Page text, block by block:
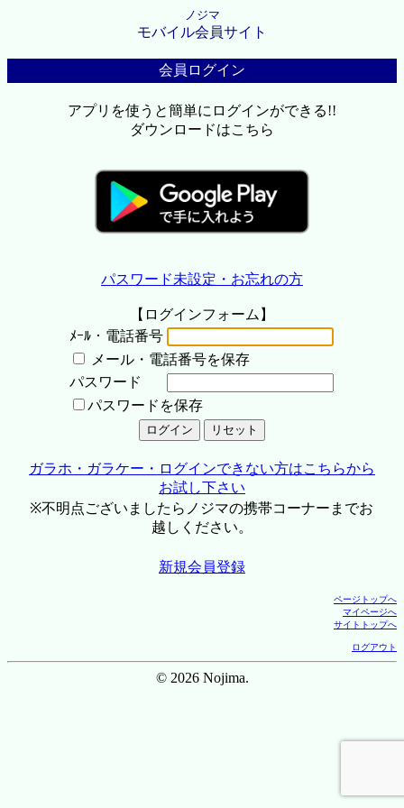
ノジマ
モバイル会員サイト
会員ログイン
アプリを使うと簡単にログインができる!!
ダウンロードはこちら
パスワード未設定・お忘れの方
【ログインフォーム】
ﾒｰﾙ・電話番号
メール・電話番号を保存
パスワード
パスワードを保存
ガラホ・ガラケー・ログインできない方はこちらから
お試し下さい
※不明点ございましたらノジマの携帯コーナーまでお
越しください。
新規会員登録
ページトップへ
マイページへ
サイトトップへ
ログアウト
© 2026 Nojima.